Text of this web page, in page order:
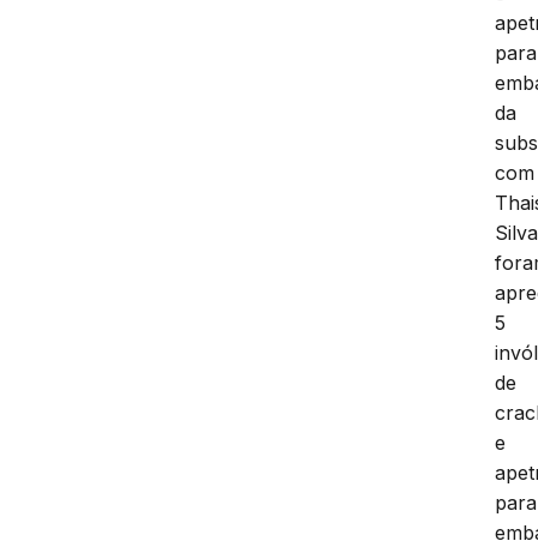
para
da
com
Silva
5
de
e
para